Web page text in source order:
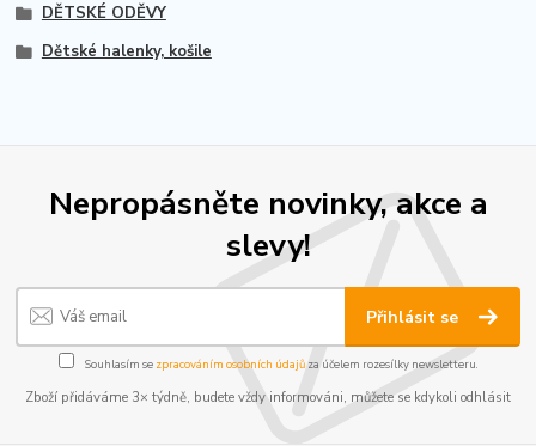
DĚTSKÉ ODĚVY
Dětské halenky, košile
Nepropásněte novinky, akce a
slevy!
Přihlásit se
Souhlasím se zpracováním osobních údajůza účelem rozesílky newsletteru.
Zboží přidáváme 3× týdně, budete vždy informováni, můžete se kdykoli odhlásit